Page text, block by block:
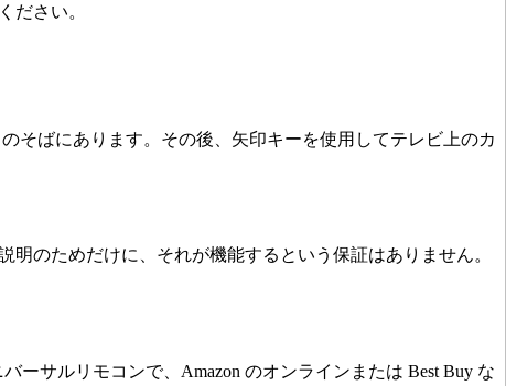
ださい。
そばにあります。その後、矢印キーを使用してテレビ上のカ
のためだけに、それが機能するという保証はありません。
ーサルリモコンで、Amazon のオンラインまたは Best Buy な